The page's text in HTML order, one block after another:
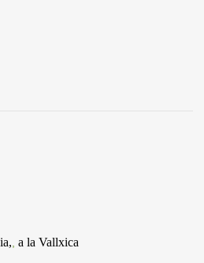
,a la Vallxica